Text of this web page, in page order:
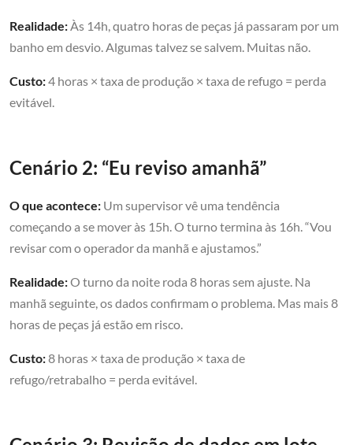
Realidade: Às 14h, quatro horas de peças já passaram por um
banho em desvio. Algumas talvez se salvem. Muitas não.
Custo:4 horas × taxa de produção × taxa de refugo = perda
evitável.
Cenário 2: “Eu reviso amanhã”
O que acontece: Um supervisor vê uma tendência
começando a se mover às 15h. O turno termina às 16h. “Vou
revisar com o operador da manhã e ajustamos.”
Realidade:O turno da noite roda 8 horas sem ajuste. Na
manhã seguinte, os dados confirmam o problema. Mas mais 8
horas de peças já estão em risco.
Custo:8 horas × taxa de produção × taxa de
refugo/retrabalho = perda evitável.